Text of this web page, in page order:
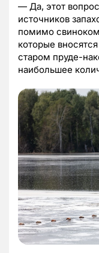
— Да, этот
источников
помимо
которые
старом пруде-
наибольшее